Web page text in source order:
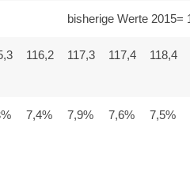
bisherige Werte 2015=
116,2 117,3 117,4 118,4
7,4% 7,9% 7,6% 7,5%